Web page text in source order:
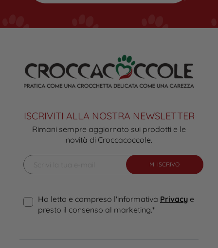
ISCRIVITI ALLA NOSTRA NEWSLETTER
Rimani sempre aggiornato sui prodotti e le
novità di Croccacoccole.
MI ISCRIVO
Ho letto e compreso l'informativa Privacye
presto il consenso al marketing.*